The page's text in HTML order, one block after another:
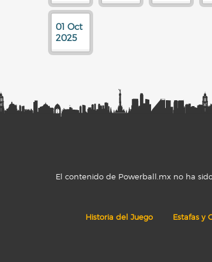
01 Oct
2025
El contenido de Powerball.mx no ha
Historia del Juego Estafas y